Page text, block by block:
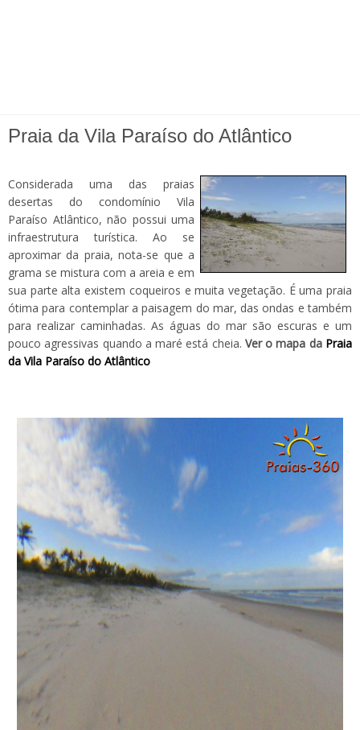
Praia da Vila Paraíso do Atlântico
Considerada uma das praias
desertas do condomínio Vila
Paraíso Atlântico, não possui uma
infraestrutura turística. Ao se
aproximar da praia, nota-se que a
grama se mistura com a areia e em
sua parte alta existem coqueiros e muita vegetação. É uma praia
ótima para contemplar a paisagem do mar, das ondas e também
para realizar caminhadas. As águas do mar são escuras e um
pouco agressivas quando a maré está cheia. Ver o mapa da Praia
da Vila Paraí­so do Atlântico